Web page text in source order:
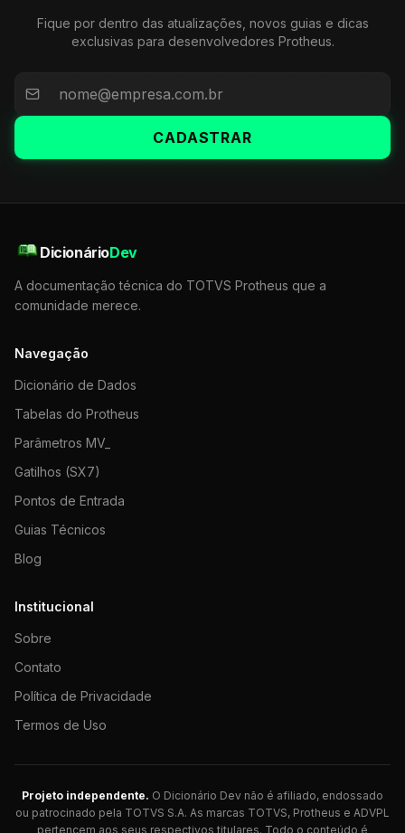
Fique por dentro das atualizações, novos guias e dicas
exclusivas para desenvolvedores Protheus.
CADASTRAR
DicionárioDev
A documentação técnica do TOTVS Protheus que a
comunidade merece.
Navegação
Dicionário de Dados
Tabelas do Protheus
Parâmetros MV_
Gatilhos (SX7)
Pontos de Entrada
Guias Técnicos
Blog
Institucional
Sobre
Contato
Política de Privacidade
Termos de Uso
Projeto independente. O Dicionário Dev não é afiliado, endossado
ou patrocinado pela TOTVS S.A. As marcas TOTVS, Protheus e ADVPL
pertencem aos seus respectivos titulares. Todo o conteúdo é